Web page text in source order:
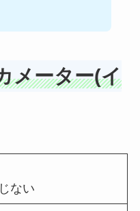
メーター(イ
ない